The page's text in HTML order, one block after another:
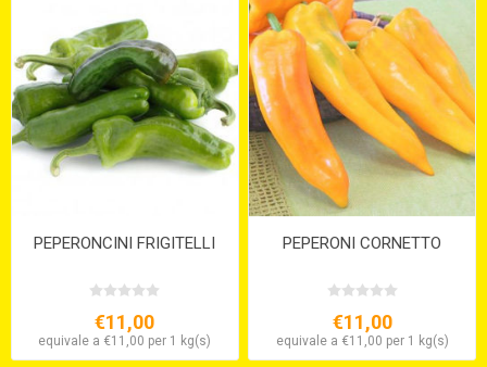
PEPERONCINI FRIGITELLI
€11,00
equivale a €11,00 per 1 kg(s)
PEPERONI CORNETTO
€11,00
equivale a €11,00 per 1 kg(s)